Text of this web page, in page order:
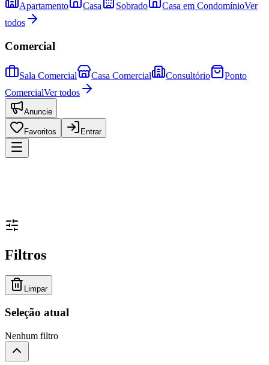
Apartamento Casa Sobrado Casa em CondomínioVer
todos
Comercial
Sala Comercial Casa Comercial Consultório
Ponto
ComercialVer todos
Anuncie
Favoritos Entrar
Filtros
Limpar
Seleção atual
Nenhum filtro